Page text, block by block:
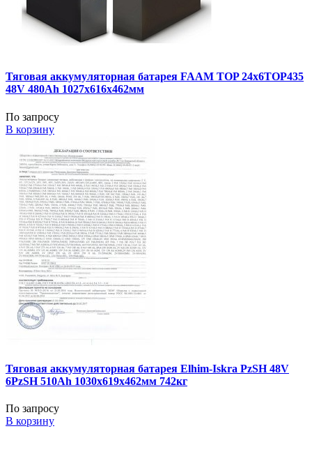
Тяговая аккумуляторная батарея FAAM TOP 24x6TOP435
48V 480Ah 1027x616x462мм
По запросу
В корзину
Тяговая аккумуляторная батарея Elhim-Iskra PzSH 48V
6PzSH 510Ah 1030x619x462мм 742кг
По запросу
В корзину